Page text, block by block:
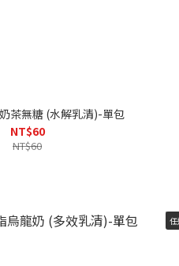
茶無糖 (水解乳清)-單包
NT$60
NT$60